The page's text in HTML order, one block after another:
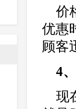
价
优惠
顾客
4
现